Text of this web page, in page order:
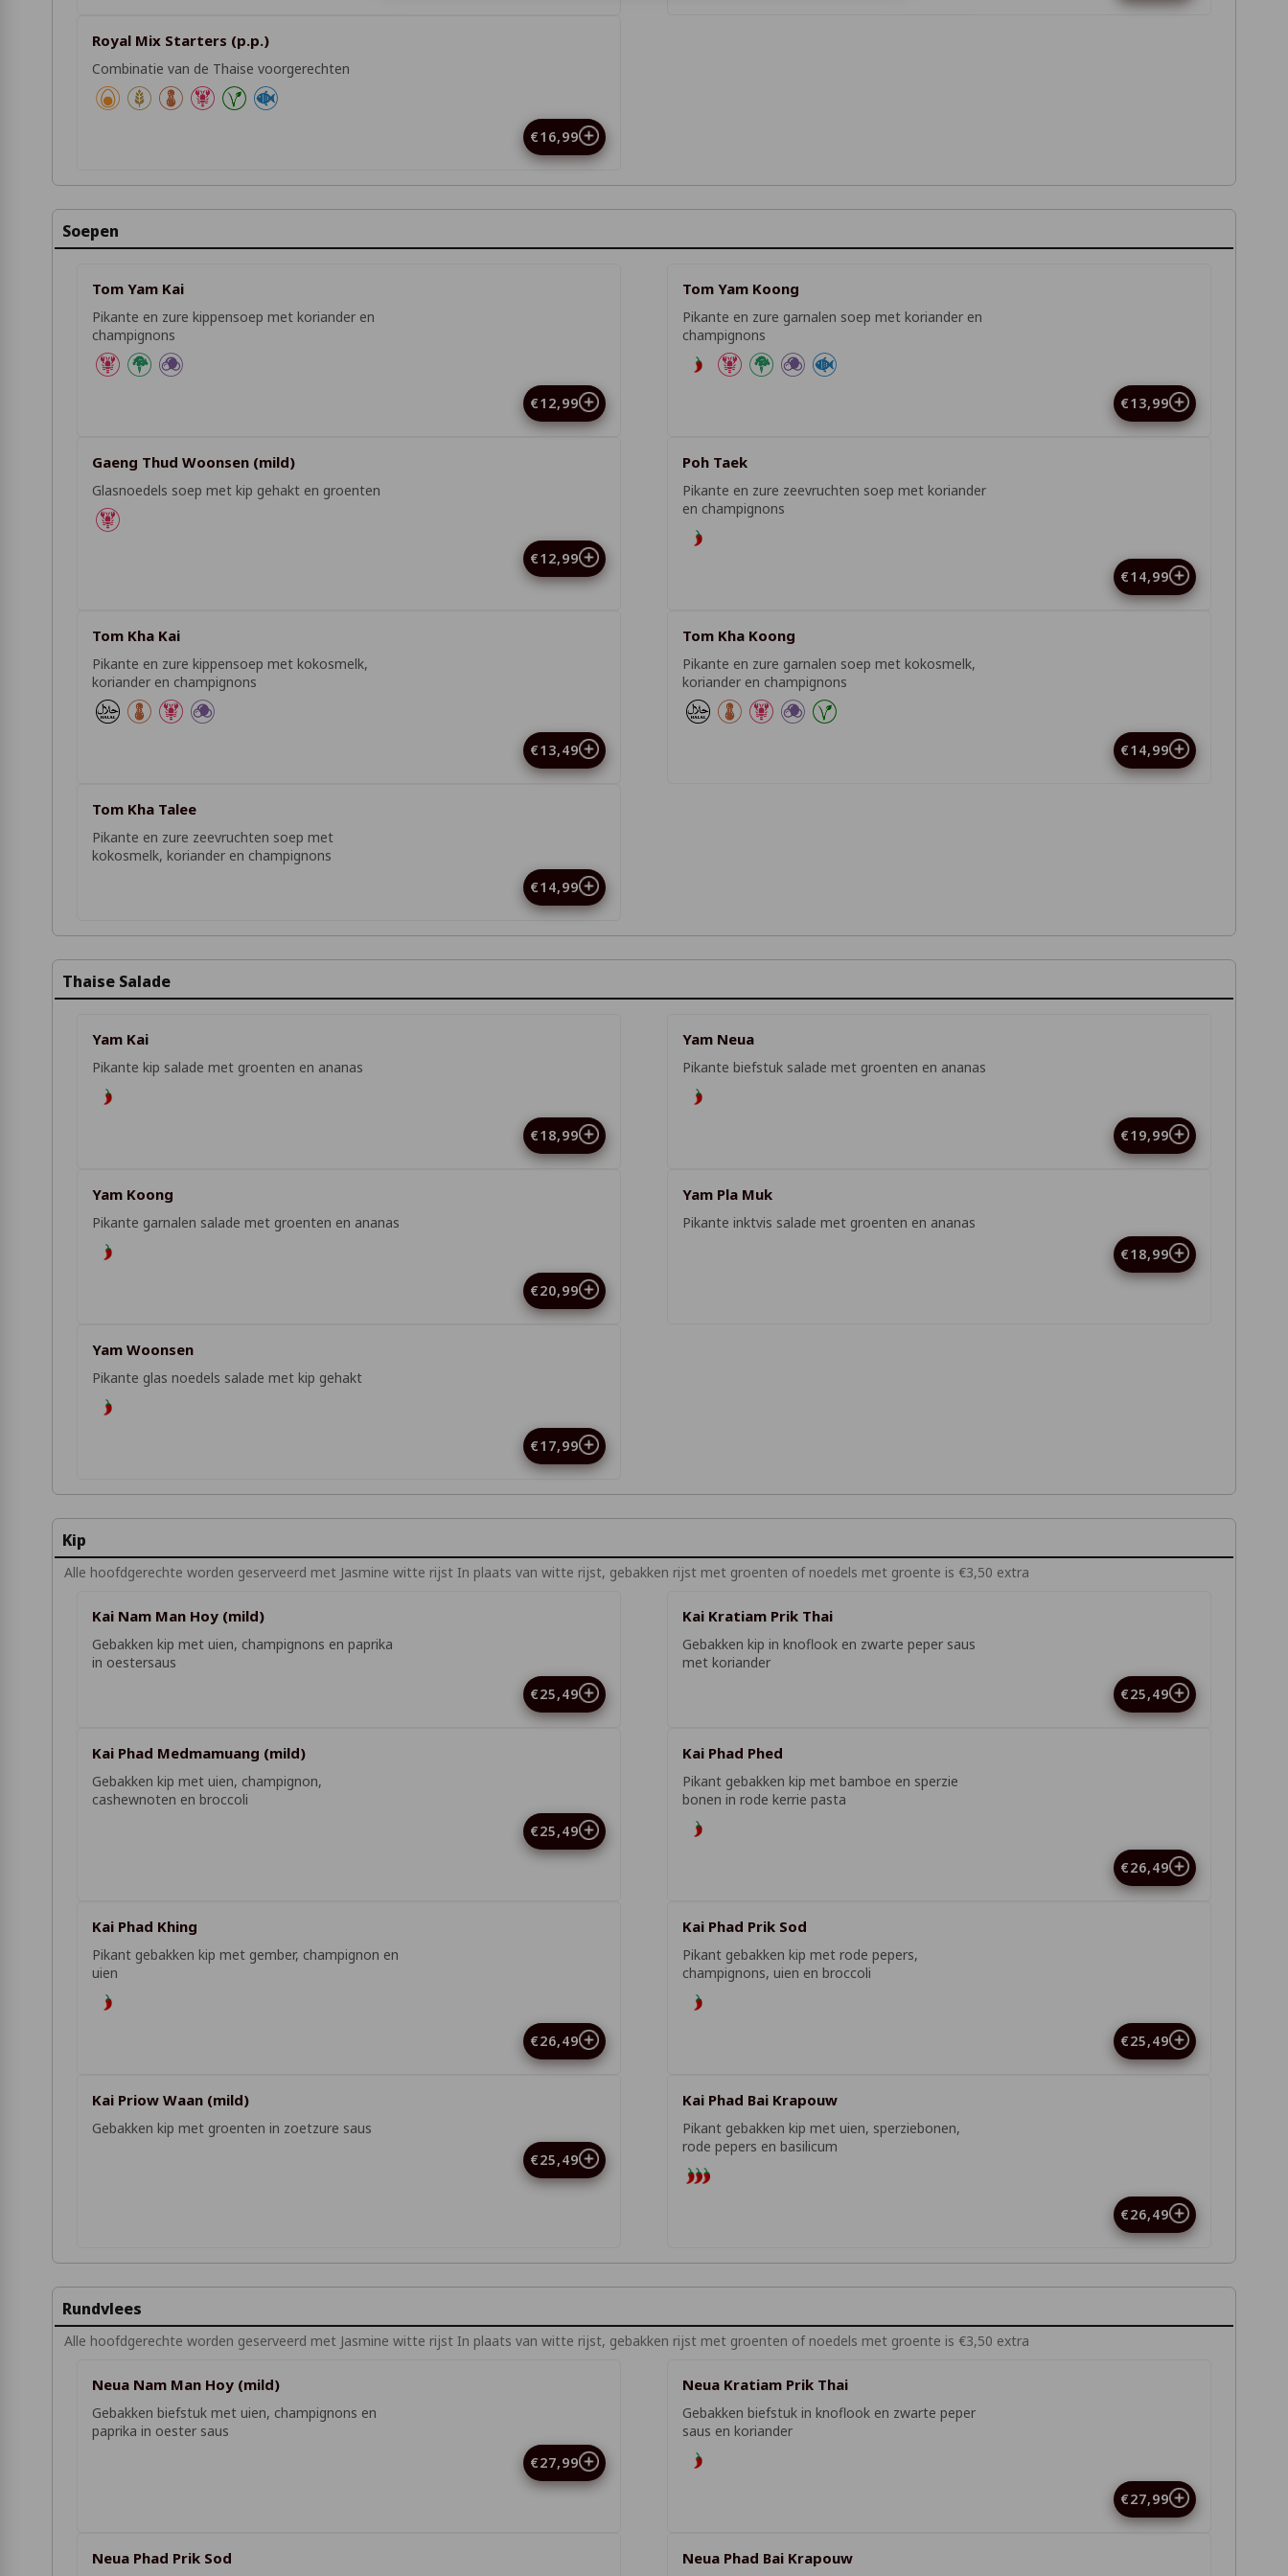
Royal Mix Starters (p.p.)
Combinatie van de Thaise voorgerechten
€16,99
Soepen
Tom Yam Kai
Pikante en zure kippensoep met koriander en
champignons
€12,99
Tom Yam Koong
Pikante en zure garnalen soep met koriander en
champignons
€13,99
Gaeng Thud Woonsen (mild)
Glasnoedels soep met kip gehakt en groenten
€12,99
Poh Taek
Pikante en zure zeevruchten soep met koriander
en champignons
€14,99
Tom Kha Kai
Pikante en zure kippensoep met kokosmelk,
koriander en champignons
€13,49
Tom Kha Koong
Pikante en zure garnalen soep met kokosmelk,
koriander en champignons
€14,99
Tom Kha Talee
Pikante en zure zeevruchten soep met
kokosmelk, koriander en champignons
€14,99
Thaise Salade
Yam Kai
Pikante kip salade met groenten en ananas
€18,99
Yam Neua
Pikante biefstuk salade met groenten en ananas
€19,99
Yam Koong
Pikante garnalen salade met groenten en ananas
€20,99
Yam Pla Muk
Pikante inktvis salade met groenten en ananas
€18,99
Yam Woonsen
Pikante glas noedels salade met kip gehakt
€17,99
Kip
Alle hoofdgerechte worden geserveerd met Jasmine witte rijst In plaats van witte rijst, gebakken rijst met groenten of noedels met groente is €3,50 extra
Kai Nam Man Hoy (mild)
Gebakken kip met uien, champignons en paprika
in oestersaus
€25,49
Kai Kratiam Prik Thai
Gebakken kip in knoflook en zwarte peper saus
met koriander
€25,49
Kai Phad Medmamuang (mild)
Gebakken kip met uien, champignon,
cashewnoten en broccoli
€25,49
Kai Phad Phed
Pikant gebakken kip met bamboe en sperzie
bonen in rode kerrie pasta
€26,49
Kai Phad Khing
Pikant gebakken kip met gember, champignon en
uien
€26,49
Kai Phad Prik Sod
Pikant gebakken kip met rode pepers,
champignons, uien en broccoli
€25,49
Kai Priow Waan (mild)
Gebakken kip met groenten in zoetzure saus
€25,49
Kai Phad Bai Krapouw
Pikant gebakken kip met uien, sperziebonen,
rode pepers en basilicum
€26,49
Rundvlees
Alle hoofdgerechte worden geserveerd met Jasmine witte rijst In plaats van witte rijst, gebakken rijst met groenten of noedels met groente is €3,50 extra
Neua Nam Man Hoy (mild)
Gebakken biefstuk met uien, champignons en
paprika in oester saus
€27,99
Neua Kratiam Prik Thai
Gebakken biefstuk in knoflook en zwarte peper
saus en koriander
€27,99
Neua Phad Prik Sod Neua Phad Bai Krapouw